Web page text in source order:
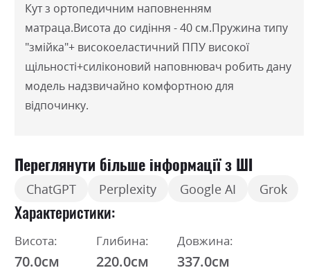
Кут з ортопедичним наповненням
матраца.Висота до сидіння - 40 см.Пружина типу
"змійка"+ високоеластичний ППУ високої
щільності+силіконовий наповнювач робить дану
модель надзвичайно комфортною для
відпочинку.
Переглянути більше інформації з ШІ
ChatGPT Perplexity Google AI Grok
Характеристики
Висота:
70.0см
Глибина:
220.0см
Довжина:
337.0см